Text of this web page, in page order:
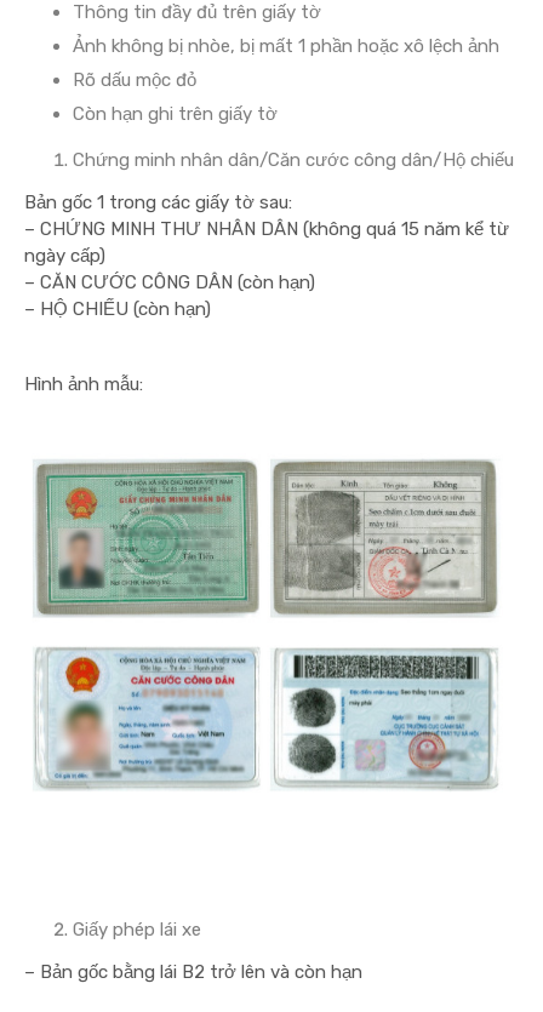
Thông tin đầy đủ trên giấy tờ
Ảnh không bị nhòe, bị mất 1 phần hoặc xô lệch ảnh
Rõ dấu mộc đỏ
Còn hạn ghi trên giấy tờ
Chứng minh nhân dân/Căn cước công dân/Hộ chiếu
Bản gốc 1 trong các giấy tờ sau:
– CHỨNG MINH THƯ NHÂN DÂN (không quá 15 năm kể từ
ngày cấp)
– CĂN CƯỚC CÔNG DÂN (còn hạn)
– HỘ CHIẾU (còn hạn)
Hình ảnh mẫu:
Giấy phép lái xe
– Bản gốc bằng lái B2 trở lên và còn hạn